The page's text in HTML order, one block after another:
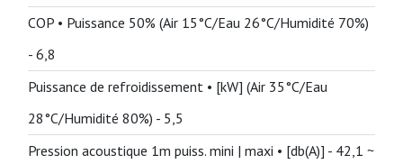
COP • Puissance 50% (Air 15°C/Eau 26°C/Humidité 70%)
- 6,8
Puissance de refroidissement • [kW] (Air 35°C/Eau
28°C/Humidité 80%) - 5,5
Pression acoustique 1m puiss. mini | maxi • [db(A)] - 42,1 ~